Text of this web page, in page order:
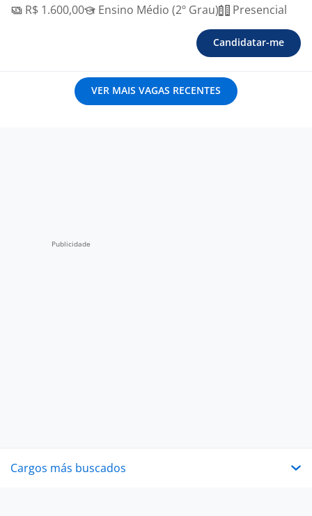
R$ 1.600,00
Ensino Médio (2º Grau) Presencial
Candidatar-me
VER MAIS VAGAS RECENTES
Cargos más buscados